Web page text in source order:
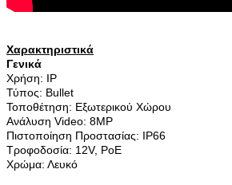
Χαρακτηριστικά
Γενικά
Χρήση: IP
Τύπος: Bullet
Τοποθέτηση: Εξωτερικού Χώρου
Ανάλυση Video: 8MP
Πιστοποίηση Προστασίας: IP66
Τροφοδοσία: 12V, PoE
Χρώμα: Λευκό